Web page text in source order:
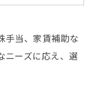
手当、家賃補助な
ニーズに応え、選